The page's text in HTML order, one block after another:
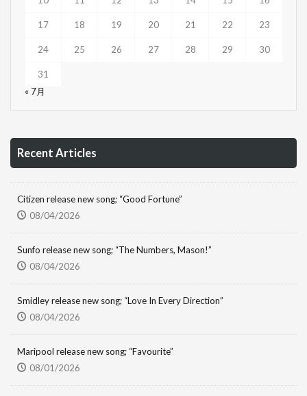
17 18 19 20 21 22 23
24 25 26 27 28 29 30
31
« 7月
Recent Articles
Citizen release new song; “Good Fortune”
08/04/2026
Sunfo release new song; “The Numbers, Mason!”
08/04/2026
Smidley release new song; “Love In Every Direction”
08/04/2026
Maripool release new song; “Favourite”
08/01/2026